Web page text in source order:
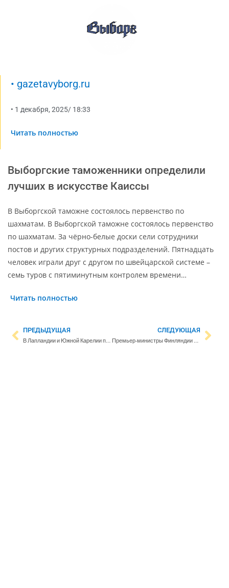
• gazetavyborg.ru
• 1 декабря, 2025/ 18:33
Читать полностью
Выборгские таможенники определили
лучших в искусстве Каиссы
В Выборгской таможне состоялось первенство по
шахматам. В Выборгской таможне состоялось первенство
по шахматам. За чёрно-белые доски сели сотрудники
постов и других структурных подразделений. Пятнадцать
человек играли друг с другом по швейцарской системе –
семь туров с пятиминутным контролем времени…
Читать полностью
ПРЕДЫДУЩАЯ
В Лапландии и Южной Карелии под угрозой оказались почти 700 рабочих мест в сфере здравоохранения и соцуслуг
СЛЕДУЮЩАЯ
Премьер-министры Финляндии и Швеции заявили: «Только Украина может решать, какие условия мира для неё приемлемы»